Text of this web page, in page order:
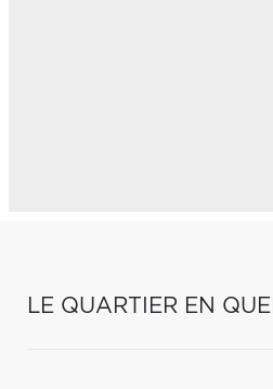
LE QUARTIER EN